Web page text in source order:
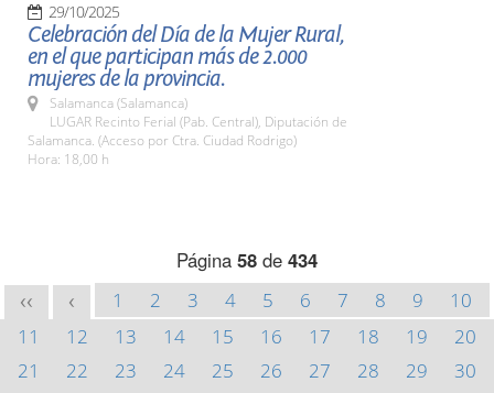
29/10/2025
Celebración del Día de la Mujer Rural,
en el que participan más de 2.000
mujeres de la provincia.
Salamanca (Salamanca)
LUGAR Recinto Ferial (Pab. Central), Diputación de
Salamanca. (Acceso por Ctra. Ciudad Rodrigo)
Hora: 18,00 h
Página 58 de 434
<< < 1 2 3 4 5 6 7 8 9
10
11
12 13 14 15 16 17 18 19
20
21
22 23 24 25 26 27 28 29
30